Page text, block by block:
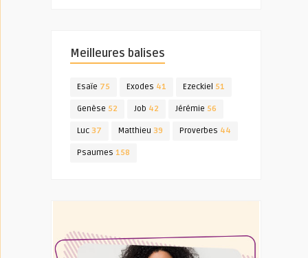
Meilleures balises
Esaïe 75 Exodes 41 Ezeckiel 51
Genèse 52 Job 42 Jérémie 56
Luc 37 Matthieu 39 Proverbes 44
Psaumes 158